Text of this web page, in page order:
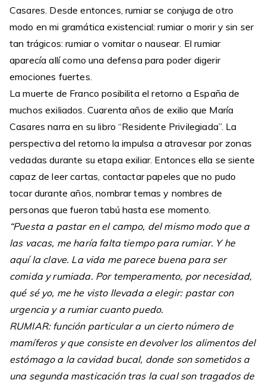
Casares. Desde entonces, rumiar se conjuga de otro
modo en mi gramática existencial: rumiar o morir y sin ser
tan trágicos: rumiar o vomitar o nausear. El rumiar
aparecía allí como una defensa para poder digerir
emociones fuertes.
La muerte de Franco posibilita el retorno a España de
muchos exiliados. Cuarenta años de exilio que María
Casares narra en su libro “Residente Privilegiada”. La
perspectiva del retorno la impulsa a atravesar por zonas
vedadas durante su etapa exiliar. Entonces ella se siente
capaz de leer cartas, contactar papeles que no pudo
tocar durante años, nombrar temas y nombres de
personas que fueron tabú hasta ese momento.
“Puesta a pastar en el campo, del mismo modo que a
las vacas, me haría falta tiempo para rumiar. Y he
aquí la clave. La vida me parece buena para ser
comida y rumiada. Por temperamento, por necesidad,
qué sé yo, me he visto llevada a elegir: pastar con
urgencia y a rumiar cuanto puedo.
RUMIAR: función particular a un cierto número de
mamíferos y que consiste en devolver los alimentos del
estómago a la cavidad bucal, donde son sometidos a
una segunda masticación tras la cual son tragados de